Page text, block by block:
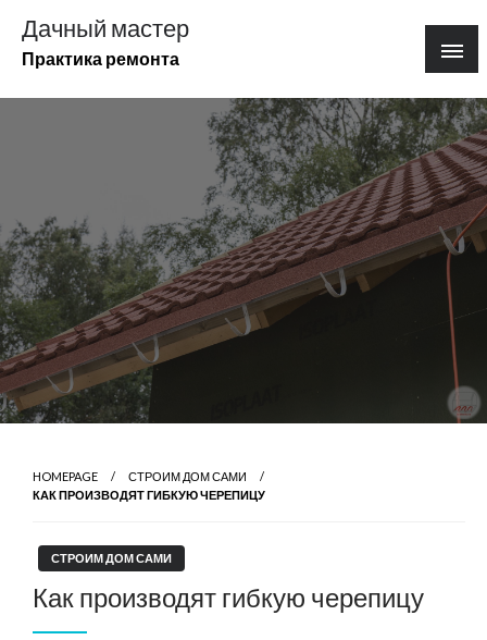
содержимому
Дачный мастер
Практика ремонта
HOMEPAGE
СТРОИМ ДОМ САМИ
КАК ПРОИЗВОДЯТ ГИБКУЮ ЧЕРЕПИЦУ
СТРОИМ ДОМ САМИ
Как производят гибкую черепицу